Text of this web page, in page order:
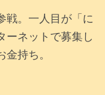
戦。一人目が「に
ーネットで募集し
持ち。